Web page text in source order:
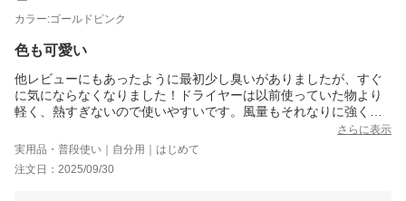
カラー:ゴールドピンク
色も可愛い
他レビューにもあったように最初少し臭いがありましたが、すぐ
に気にならなくなりました！ドライヤーは以前使っていた物より
軽く、熱すぎないので使いやすいです。風量もそれなりに強くて
良い！ボタンを押している間は冷風が出るのでいちいち温風冷風
切り替えなくて使いやすいけど、押し込み式のようにしてくれる
と楽かな？でもトータルお値段以上でいいお買い物ができまし
た！
さらに表示
実用品・普段使い｜自分用｜はじめて
注文日：2025/09/30